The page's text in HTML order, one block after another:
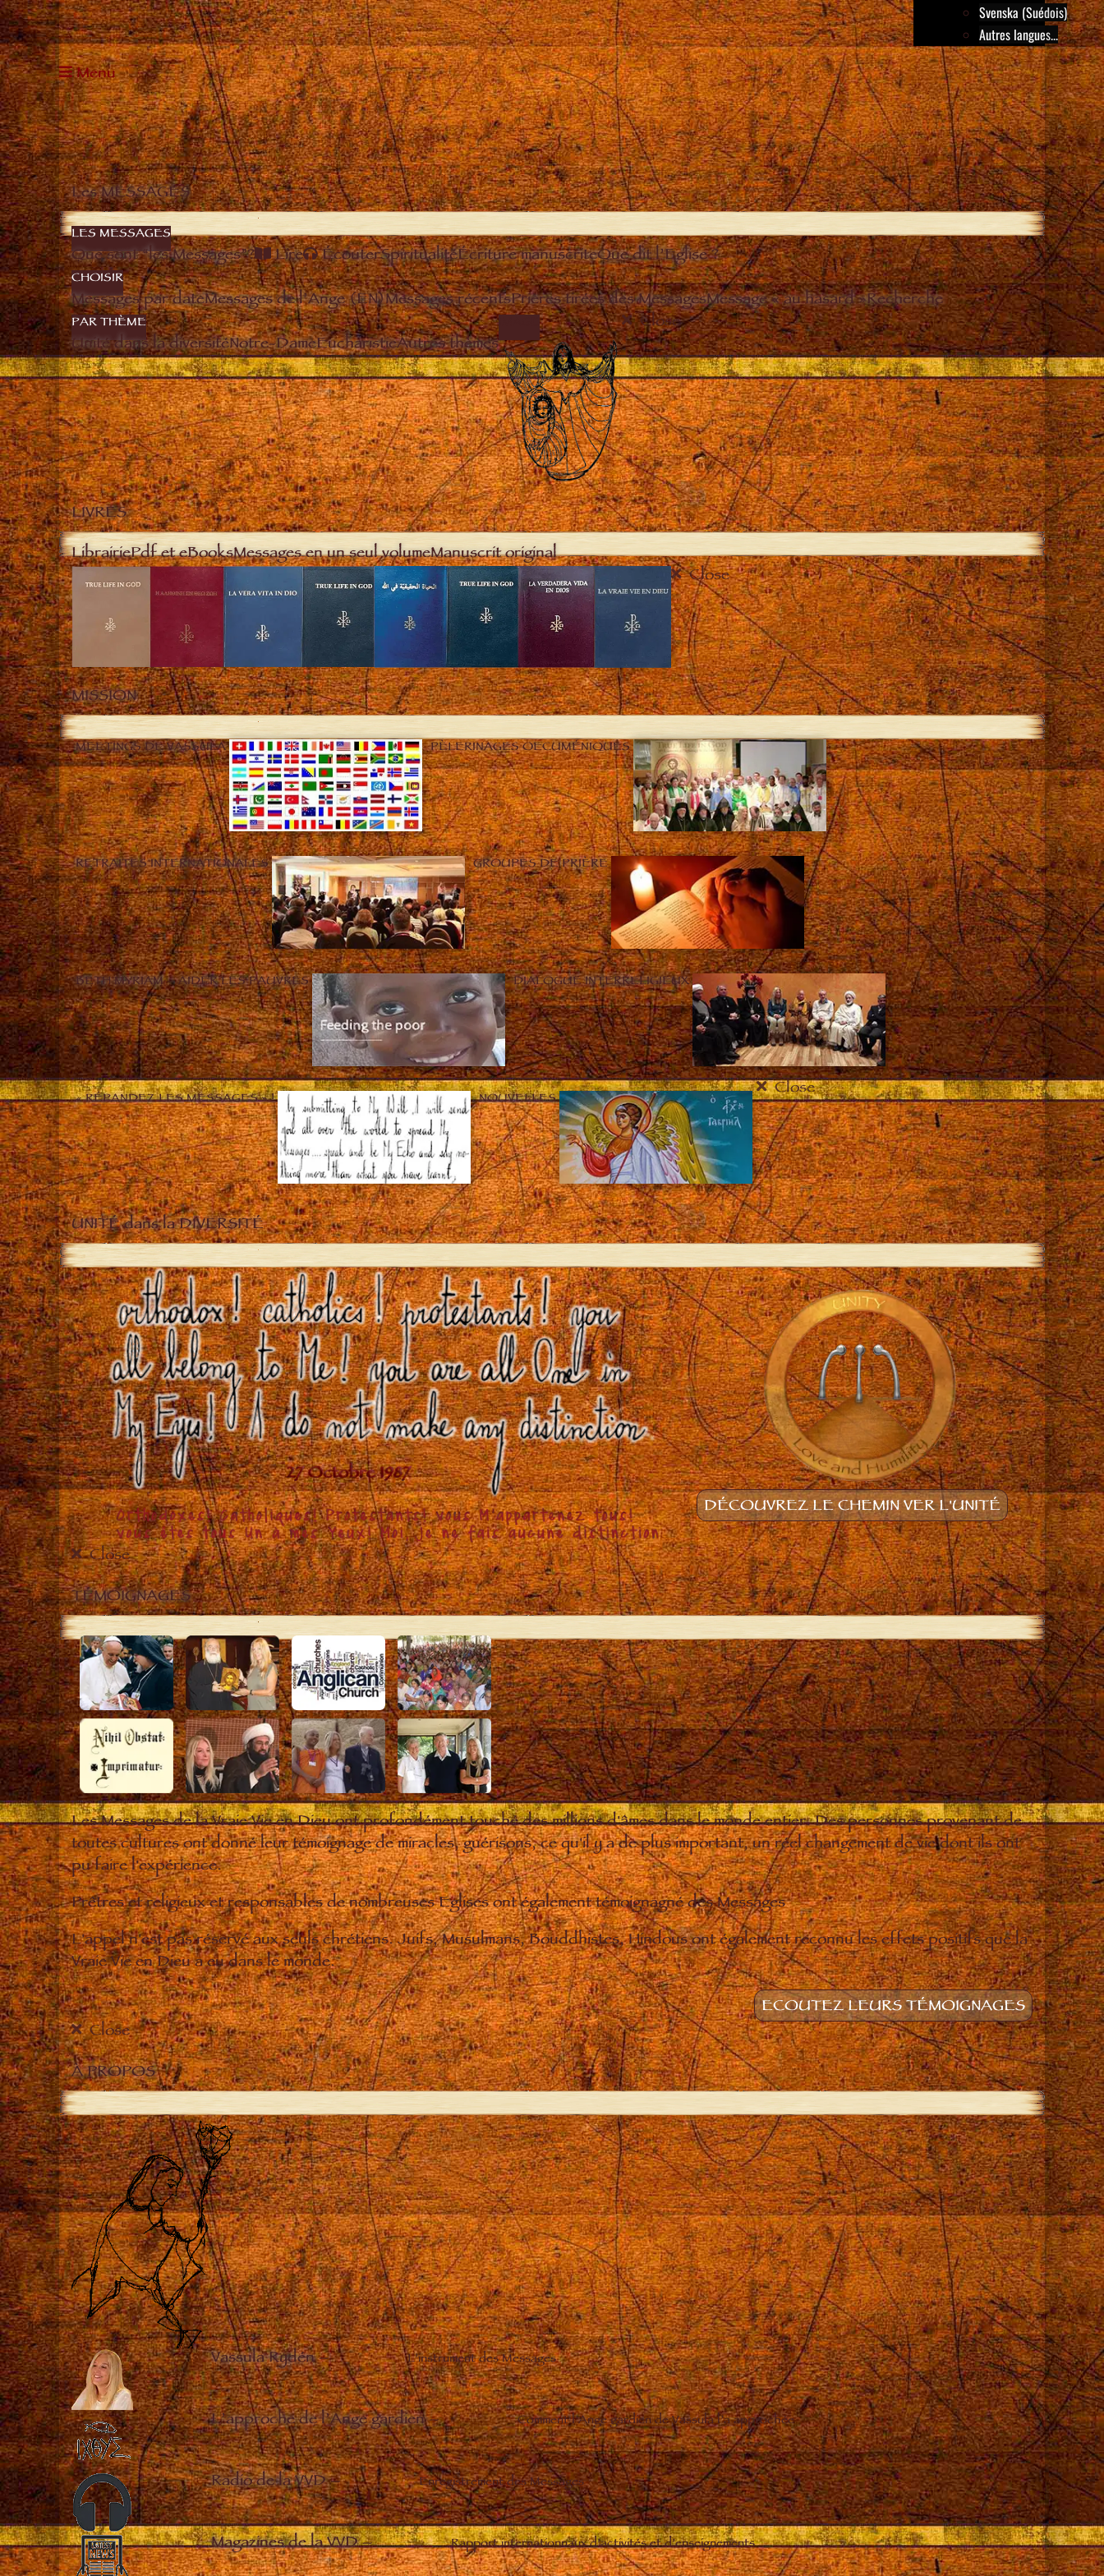
Svenska (Suédois)
Autres langues...
Menu
Les MESSAGES
LES MESSAGES
Que sont “les Messages”? Lire ÉcouterSpiritualitéÉcriture manuscriteQue dit l’Eglise ?
CHOISIR
Messages par dateMessages de l’Ange (EN)Messages récentsPrières tirées des MessagesMessage « au hasard »Recherche
PAR THÈME
Unité dans la diversitéNotre-DameEucharistieAutres thèmes
Close
LIVRES
LibrairiePdf et eBooksMessages en un seul volumeManuscrit original
Close
MISSION
MEETINGS DE VASSULA PÈLERINAGES OECUMÉNIQUES
RETRAITES INTERNATIONALES GROUPES DE PRIÈRE
BETH MYRIAM – AIDER LES PAUVRES DIALOGUE INTERRELIGIEUX
« RÉPANDEZ LES MESSAGES » ! NOUVELLES Close
UNITÉ dans la DIVERSITÉ
DÉCOUVREZ LE CHEMIN VER L'UNITÉ
Close
TÉMOIGNAGES
Les Messages de la Vraie Vie en Dieu ont profondément touché des millions d'âmes dans le monde entier. Des personnes provenant de
toutes cultures ont donné leur témoignage de miracles, guérisons, ce qu'il y a de plus important, un réel changement de vie dont ils ont
pu faire l'expérience.
Prêtres et religieux et responsables de nombreuses Eglises ont également témoignagné des Messages
L'appel n'est pas réservé aux seuls chrétiens. Juifs, Musulmans, Bouddhistes, Hindous ont également reconnu les effets positifs que la
Vraie Vie en Dieu a eu dans le monde.
ECOUTEZ LEURS TÉMOIGNAGES
Close
À PROPOS
Vassula Rydén– L’instrument des Messages
L’approche de l’Ange gardien– Comment l’Ange gardien de Vassula l’a approchée
Radio de la VVD– Enregistrement des Messages
Magazines de la VVD– Rapport internationnaux d’activités et d’enseignements